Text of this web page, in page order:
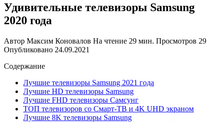
Удивительные телевизоры Samsung
2020 года
Автор Максим Коновалов На чтение 29 мин. Просмотров 29
Опубликовано 24.09.2021
Содержание
Лучшие телевизоры Samsung 2021 года
Лучшие HD телевизоры Samsung
Лучшие FHD телевизоры Самсунг
ТОП телевизоров со Смарт-ТВ и 4K UHD экраном
Лучшие 8K телевизоры Samsung